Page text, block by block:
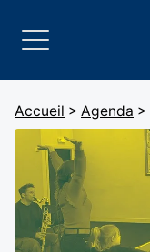
Accueil > Agenda >